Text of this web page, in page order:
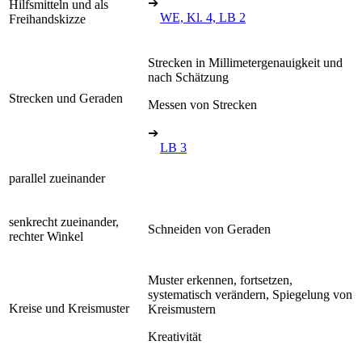
Hilfsmitteln und als
Freihandskizze
WE, Kl. 4, LB 2
Strecken und Geraden
Strecken in Millimetergenauigkeit und
nach Schätzung
Messen von Strecken
➔
LB 3
parallel zueinander
senkrecht zueinander,
rechter Winkel
Schneiden von Geraden
Kreise und Kreismuster
Muster erkennen, fortsetzen,
systematisch verändern, Spiegelung von
Kreismustern
Kreativität